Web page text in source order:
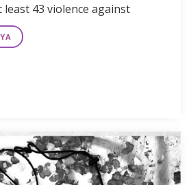
least 43 violence against